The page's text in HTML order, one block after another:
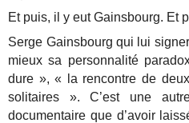
Et puis, il y eut Gainsbourg. Et
Serge Gainsbourg qui lui
mieux sa personnalité
dure », « la rencontre de
solitaires ». C’est une
documentaire que d’avoir